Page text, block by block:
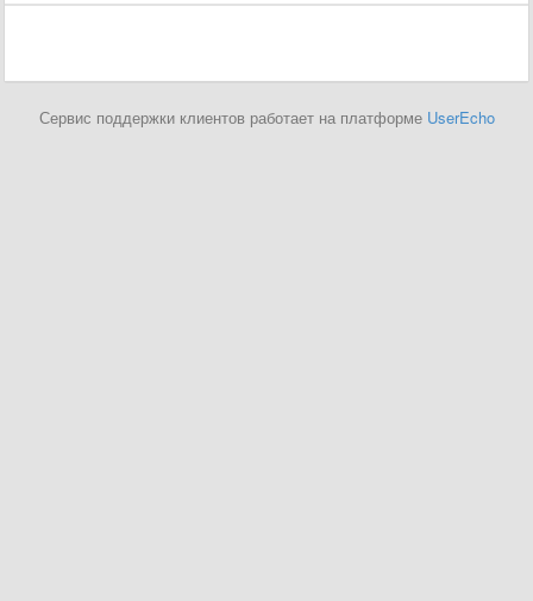
Сервис поддержки клиентов работает на платформе UserEcho